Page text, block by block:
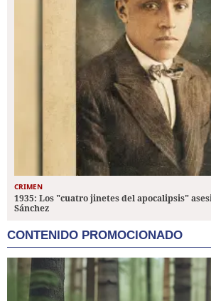
CRIMEN
1935: Los "cuatro jinetes del apocalipsis"
Sánchez
CONTENIDO PROMOCIONADO